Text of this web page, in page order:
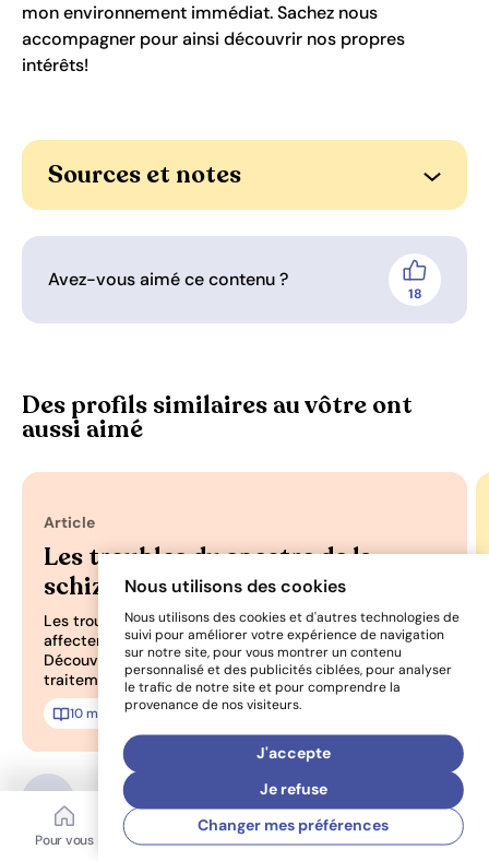
Nous utilisons des cookies
Nous utilisons des cookies et d'autres technologies de
suivi pour améliorer votre expérience de navigation
sur notre site, pour vous montrer un contenu
personnalisé et des publicités ciblées, pour analyser
le trafic de notre site et pour comprendre la
provenance de nos visiteurs.
J'accepte
Je refuse
Changer mes préférences
mon environnement immédiat. Sachez nous
accompagner pour ainsi découvrir nos propres
intérêts!
Sources et notes Ouvrir
Avez-vous aimé ce contenu ? J'aime
18
personnes
Des profils similaires au vôtre ont
aussi aimé
Article
Les troubles du spectre de la
schizophrénie
Les troubles schizophréniques sont complexes et
affectent pensées, émotions et comportements.
Découvrez leurs symptômes, causes, prévalence et
traitements.
10 min
Pour vous Mon coffre Bibliothèque Aide